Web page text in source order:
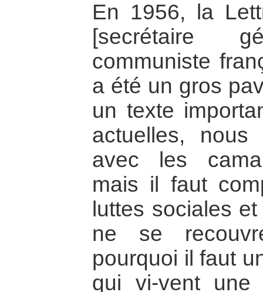
En 1956, la
[secrétaire
communiste
a été un gros
un texte
actuelles, nous
avec les
mais il faut
luttes sociales
ne se
pourquoi il faut
qui vi-vent une